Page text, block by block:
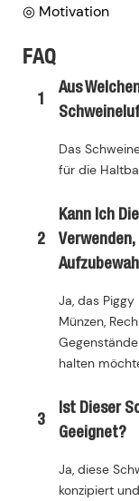
◎ Motivation
FAQ
1
Aus
Das
für die
2
Kann Ich
Verwenden,
Ja, das
Münzen,
halten
3
Ist Dieser
Geeignet?
Ja, diese
konzipiert